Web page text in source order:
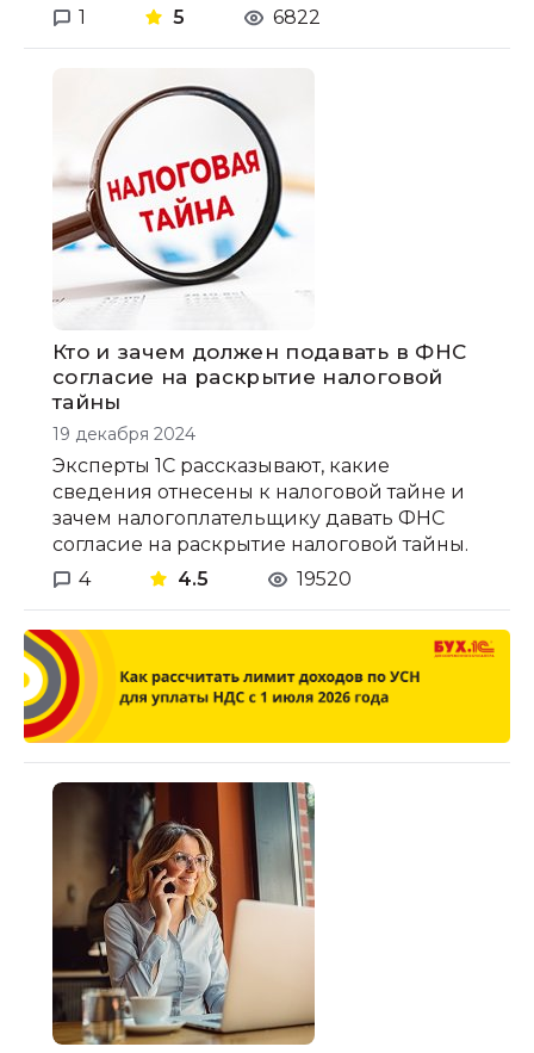
1 5 6822
Кто и зачем должен подавать в ФНС
согласие на раскрытие налоговой
тайны
19 декабря 2024
Эксперты 1С рассказывают, какие
сведения отнесены к налоговой тайне и
зачем налогоплательщику давать ФНС
согласие на раскрытие налоговой тайны.
4
4.5 19520